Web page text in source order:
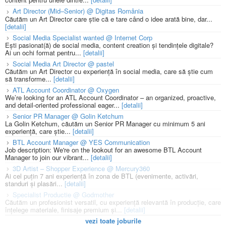
Art Director (Mid–Senior) @ Digitas România
Căutăm un Art Director care știe că e tare când o idee arată bine, dar...
[detalii]
Social Media Specialist wanted @ Internet Corp
Ești pasionat(ă) de social media, content creation și tendințele digitale?
Ai un ochi format pentru... [detalii]
Social Media Art Director @ pastel
Căutăm un Art Director cu experiență în social media, care să știe cum
să transforme... [detalii]
ATL Account Coordinator @ Oxygen
We’re looking for an ATL Account Coordinator – an organized, proactive,
and detail-oriented professional eager... [detalii]
Senior PR Manager @ Golin Ketchum
La Golin Ketchum, căutăm un Senior PR Manager cu minimum 5 ani
experiență, care știe... [detalii]
BTL Account Manager @ YES Communication
Job description: We're on the lookout for an awesome BTL Account
Manager to join our vibrant... [detalii]
3D Artist – Shopper Experience @ Mercury360
Ai cel puțin 7 ani experiență în zona de BTL (evenimente, activări,
standuri și plasări...[detalii]
Specialist Productie @ Godmother
Căutăm un profesionist versatil, cu experiență relevantă în producție, care
înțelege materiale, finisaje premium și... [detalii]
vezi toate joburile